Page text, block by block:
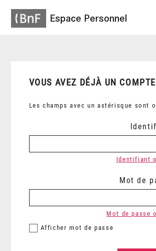
Espace Personnel
VOUS AVEZ DÉJÀ UN
Les champs avec un astérisque sont
Identifiant
Mot de
Afficher mot de passe
Mot de passe